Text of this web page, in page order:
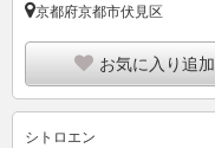
京都府京都市伏見区
お気に入り追加
シトロエン